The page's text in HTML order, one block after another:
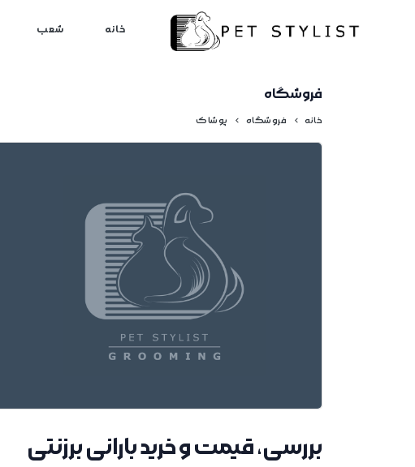
خانه شعب
فروشگاه
خانه فروشگاه پوشاک
بررسی، قیمت و خرید بارانی برزنتی